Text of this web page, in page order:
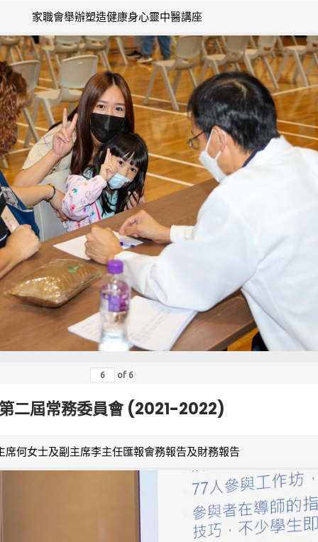
家職會舉辦塑造健康身心靈中醫講座
of 6
二屆常務委員會 (2021-2022)
席何女士及副主席李主任匯報會務報告及財務報告